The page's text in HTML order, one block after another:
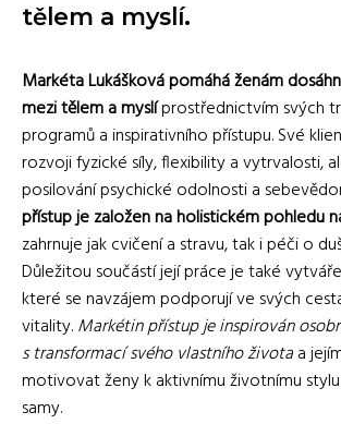
tělem a myslí.
Markéta Lukášková pomáhá ženám
mezi tělem a myslíprostřednictvím svých
programů a inspirativního přístupu. Své
rozvoji fyzické síly, flexibility a vytrvalosti,
posilování psychické odolnosti a
přístup je založen na holistickém pohledu
zahrnuje jak cvičení a stravu, tak i péči o
Důležitou součástí její práce je také
které se navzájem podporují ve svých
vitality.Markétin přístup je inspirován
s transformací svého vlastního životaa
motivovat ženy k aktivnímu životnímu
samy.